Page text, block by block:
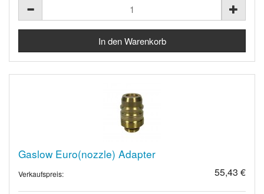
Gaslow Euro(nozzle) Adapter
Verkaufspreis: 55,43 €